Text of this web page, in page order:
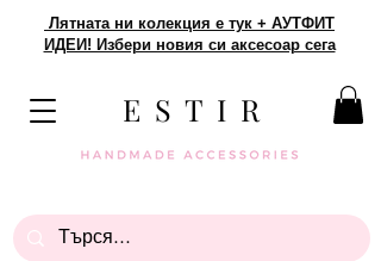
Лятната ни колекция е тук + АУТФИТ
ИДЕИ! Избери новия си аксесоар сега
E S T I R